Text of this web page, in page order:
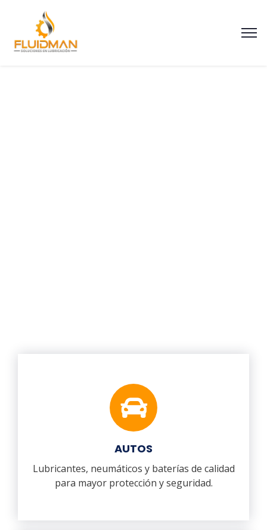
AUTOS
Lubricantes, neumáticos y baterías de calidad
para mayor protección y seguridad.